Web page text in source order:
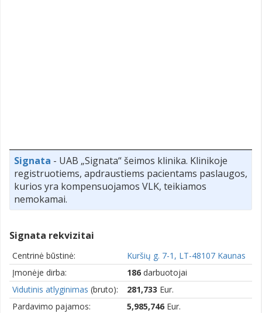
Signata - UAB „Signata“ šeimos klinika. Klinikoje
registruotiems, apdraustiems pacientams paslaugos,
kurios yra kompensuojamos VLK, teikiamos
nemokamai.
Signata rekvizitai
Centrinė būstinė:
Kuršių g. 7-1, LT-48107 Kaunas
Įmonėje dirba:
186 darbuotojai
Vidutinis atlyginimas (bruto): 281,733 Eur.
Pardavimo pajamos:
5,985,746 Eur.